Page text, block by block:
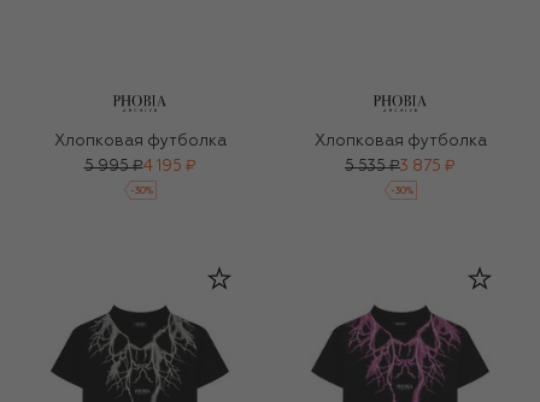
Хлопковая футболка
5 995 ₽4 195 ₽
-30%
Хлопковая футболка
5 535 ₽3 875 ₽
-30%